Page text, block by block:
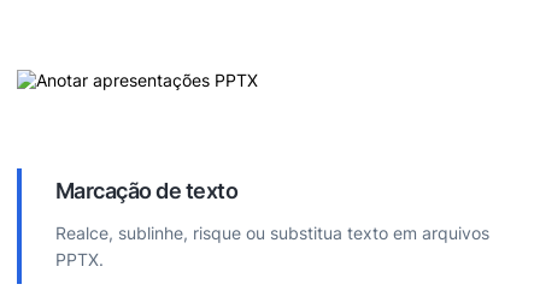
Marcação de texto
Realce, sublinhe, risque ou substitua texto em arquivos
PPTX.